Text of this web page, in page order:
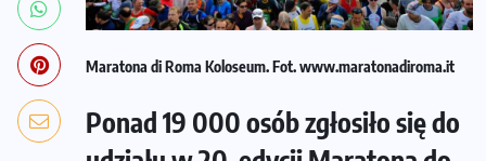
Maratona di Roma Koloseum. Fot. www.maratonadiroma.it
Ponad 19 000 osób zgłosiło się do